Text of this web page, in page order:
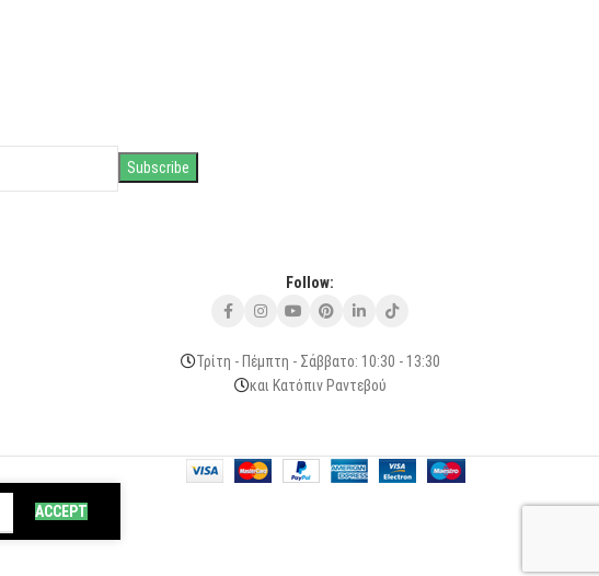
Follow:
Τρίτη - Πέμπτη - Σάββατο: 10:30 - 13:30
και Κατόπιν Ραντεβού
ACCEPT